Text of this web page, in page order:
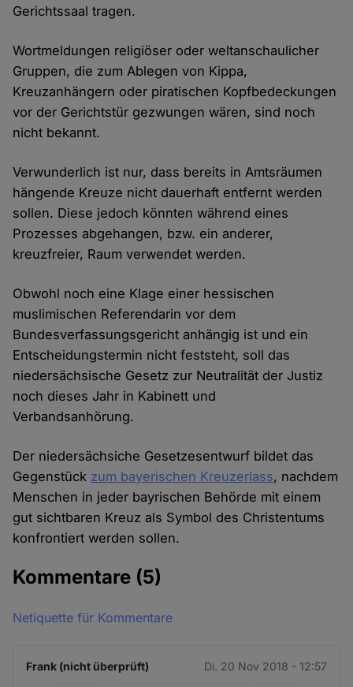
Gerichtssaal tragen.
Wortmeldungen religiöser oder weltanschaulicher
Gruppen, die zum Ablegen von Kippa,
Kreuzanhängern oder piratischen Kopfbedeckungen
vor der Gerichtstür gezwungen wären, sind noch
nicht bekannt.
Verwunderlich ist nur, dass bereits in Amtsräumen
hängende Kreuze nicht dauerhaft entfernt werden
sollen. Diese jedoch könnten während eines
Prozesses abgehangen, bzw. ein anderer,
kreuzfreier, Raum verwendet werden.
Obwohl noch eine Klage einer hessischen
muslimischen Referendarin vor dem
Bundesverfassungsgericht anhängig ist und ein
Entscheidungstermin nicht feststeht, soll das
niedersächsische Gesetz zur Neutralität der Justiz
noch dieses Jahr in Kabinett und
Verbandsanhörung.
Der niedersächsiche Gesetzesentwurf bildet das
Gegenstück zum bayerischen Kreuzerlass, nachdem
Menschen in jeder bayrischen Behörde mit einem
gut sichtbaren Kreuz als Symbol des Christentums
konfrontiert werden sollen.
Kommentare (5)
Netiquette für Kommentare
Frank (nicht überprüft) Di. 20 Nov 2018 - 12:57